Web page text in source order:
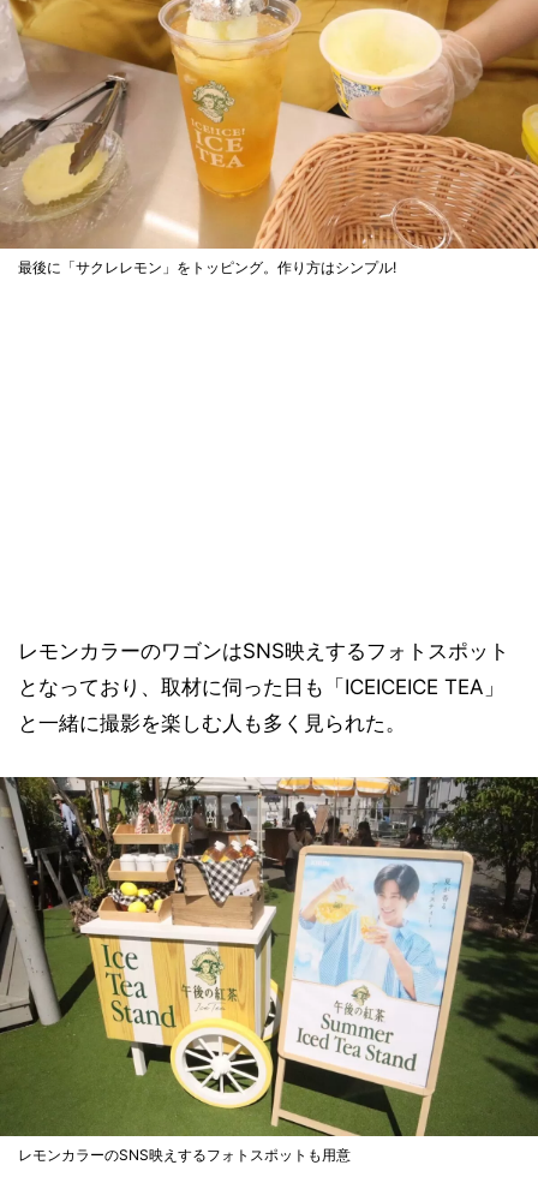
最後に「サクレレモン」をトッピング。作り方はシンプル!
レモンカラーのワゴンはSNS映えするフォトスポット
となっており、取材に伺った日も「ICEICEICE TEA」
と一緒に撮影を楽しむ人も多く見られた。
レモンカラーのSNS映えするフォトスポットも用意